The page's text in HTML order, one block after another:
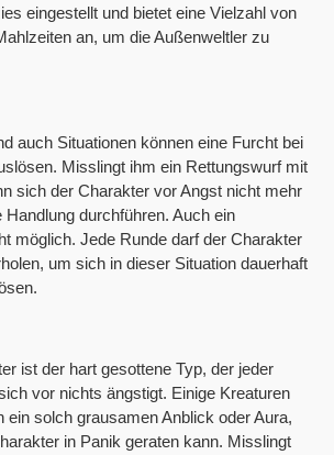
eingestellt und bietet eine Vielzahl von
an, um die Außenweltler zu
auch Situationen können eine Furcht bei
Misslingt ihm ein Rettungswurf mit
sich der Charakter vor Angst nicht mehr
Handlung durchführen. Auch ein
möglich. Jede Runde darf der Charakter
um sich in dieser Situation dauerhaft
ist der hart gesottene Typ, der jeder
vor nichts ängstigt. Einige Kreaturen
ein solch grausamen Anblick oder Aura,
in Panik geraten kann. Misslingt